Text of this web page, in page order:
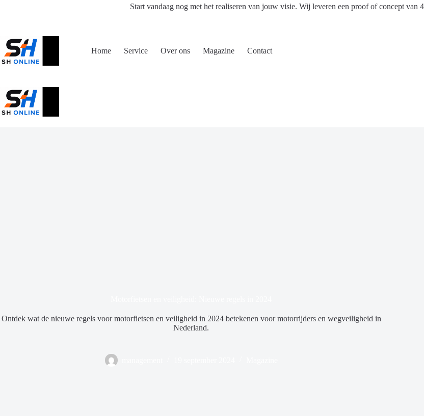
Start vandaag nog met het realiseren van jouw visie. Wij leveren een proof of concept van
Home Service Over ons Magazine Contact
Ontdek wat de nieuwe regels voor motorfietsen en veiligheid in 2024 betekenen voor motorrijders en wegveiligheid in
Nederland.